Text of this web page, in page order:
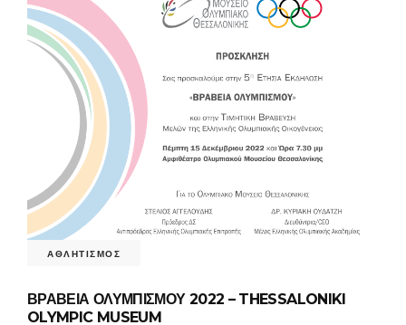
ΑΘΛΗΤΙΣΜΟΣ
ΒΡΑΒΕΙΑ ΟΛΥΜΠΙΣΜΟΥ 2022 – THESSALONIKI
OLYMPIC MUSEUM